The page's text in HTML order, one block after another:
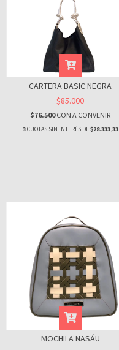
CARTERA BASIC NEGRA
$85.000
$76.500CON A CONVENIR
3CUOTAS SIN INTERÉS DE$28.333,33
MOCHILA NASÁU